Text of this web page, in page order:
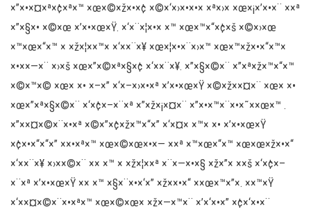
×”×•×¤×ª×¢×ª×™ ×œ×©×ž×•×¢ ×©×‘×›×•×•× ×ª×›× ×œ×¡×’×•×¨ ××ª
×”×§×• ×©×œ ×’×•×œ×Ÿ. ×‘×¨×¦×•× ×™ ×œ×™×“×¢×š ×©×›×œ
×™×œ×“×™ × ×ž×¦××™× ×‘××¨×¥ ×œ×¦×•×¨×›×™ ×œ×™×ž×•×“×™×
×•××—×¨ ×›×š ×œ×”×©×ª×§×¢ ×‘××¨×¥. ×”×§×©×¨ ×”×ª×ž×™×“×™
×©×™×© ×œ× ×• ×–×” ×‘×–×›×•×ª ×’×•×œ×Ÿ ×©×ž××¤×¨ ×œ× ×•
×œ×”×ª×§×©×¨ ×‘×¢×–×¨×ª ×”×ž×¡×¤×¨ ×”×•×™×¨×•×˜××œ×™ .
×”××¤×©×¨×•×ª ×©×”×¢×ž×™×“×” ×‘×¤× ×™× ×• ×’×•×œ×Ÿ
×¢×•×“×“×” ××•×ª×™ ×œ×©×œ×•×— ××ª ×™×œ×“×™ ×œ×œ×ž×•×“
×‘××¨×¥ ×›××©×¨ ×× ×™ × ×ž×¦××ª ×¨×—×•×§ ×ž×”× ××š ×‘×¢×–
×¨×ª ×’×•×œ×Ÿ ×× ×™ ×§×¨×•×‘×” ×ž××•×“ ××œ×™×”×. ××™×Ÿ
×‘××¤×©×¨×•×ª×™ ×œ×©×œ× ×ž×—×™×¨ ×’×‘×•×” ×¢×‘×•×¨